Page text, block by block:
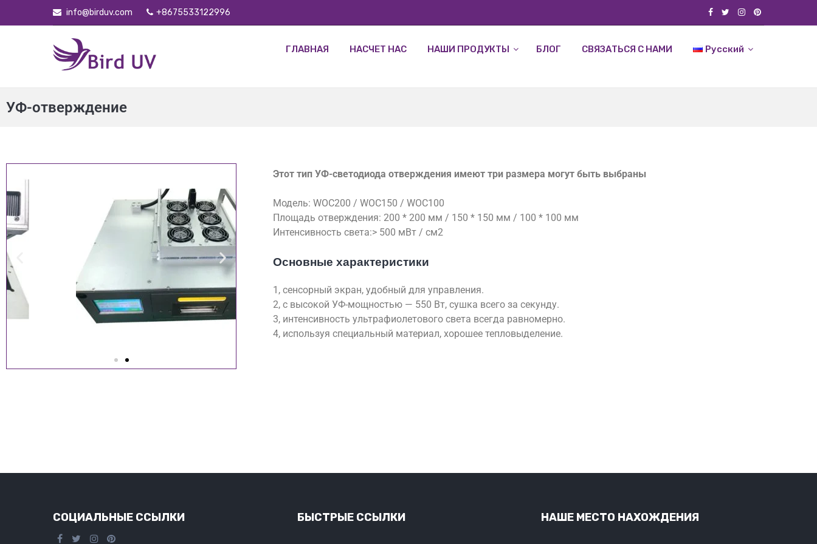
info@birduv.com +8675533122996
ГЛАВНАЯ НАСЧЕТ НАС НАШИ ПРОДУКТЫ БЛОГ СВЯЗАТЬСЯ С НАМИ Русский
УФ-отверждение
Этот тип УФ-светодиода отверждения имеют три размера могут быть выбраны
Модель: WOC200 / WOC150 / WOC100
Площадь отверждения: 200 * 200 мм / 150 * 150 мм / 100 * 100 мм
Интенсивность света:> 500 мВт / см2
Основные характеристики
1, сенсорный экран, удобный для управления.
2, с высокой УФ-мощностью — 550 Вт, сушка всего за секунду.
3, интенсивность ультрафиолетового света всегда равномерно.
4, используя специальный материал, хорошее тепловыделение.
СОЦИАЛЬНЫЕ ССЫЛКИ БЫСТРЫЕ ССЫЛКИ НАШЕ МЕСТО НАХОЖДЕНИЯ